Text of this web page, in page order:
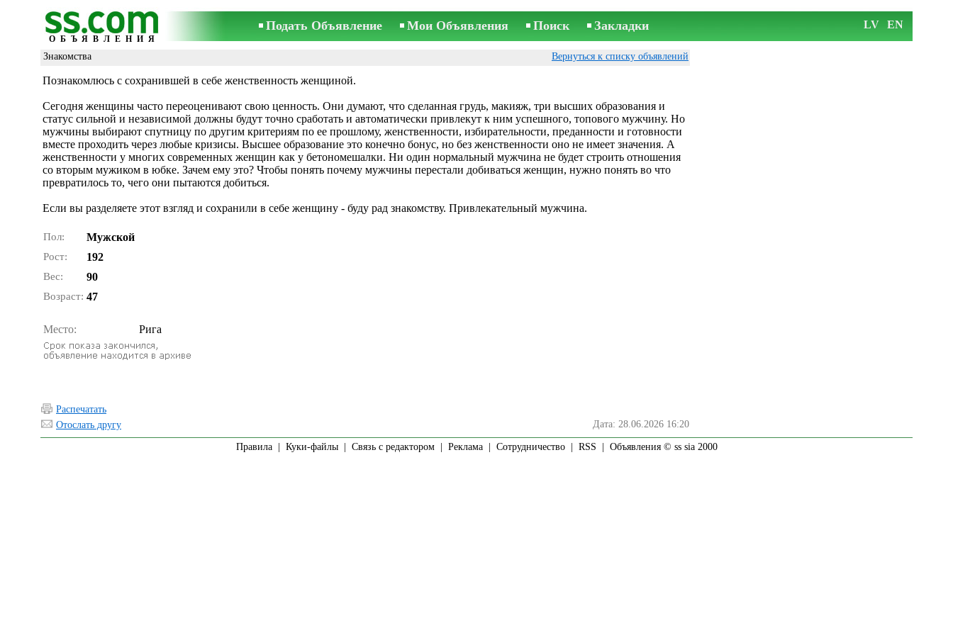
ОБЪЯВЛЕНИЯ
Подать Объявление Мои Объявления Поиск Закладки LV EN
Знакомства Вернуться к списку объявлений
Познакомлюсь с сохранившей в себе женственность женщиной.
Сегодня женщины часто переоценивают свою ценность. Они думают, что сделанная грудь, макияж, три высших образования и
статус сильной и независимой должны будут точно сработать и автоматически привлекут к ним успешного, топового мужчину. Но
мужчины выбирают спутницу по другим критериям по ее прошлому, женственности, избирательности, преданности и готовности
вместе проходить через любые кризисы. Высшее образование это конечно бонус, но без женственности оно не имеет значения. А
женственности у многих современных женщин как у бетономешалки. Ни один нормальный мужчина не будет строить отношения
со вторым мужиком в юбке. Зачем ему это? Чтобы понять почему мужчины перестали добиваться женщин, нужно понять во что
превратилось то, чего они пытаются добиться.
Если вы разделяете этот взгляд и сохранили в себе женщину - буду рад знакомству. Привлекательный мужчина.
Пол: Мужской
Рост: 192
Вес: 90
Возраст: 47
Место: Рига
Распечатать
Отослать другу
Дата: 28.06.2026 16:20
Правила| Куки-файлы| Связь с редактором| Реклама| Сотрудничество| RSS | Объявления © ss sia 2000